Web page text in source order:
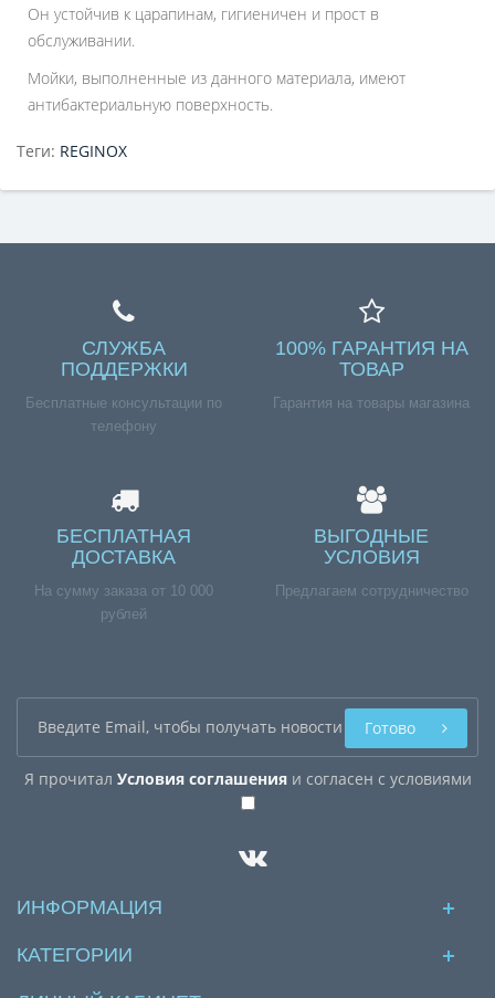
Он устойчив к царапинам, гигиеничен и прост в
обслуживании.
Мойки, выполненные из данного материала, имеют
антибактериальную поверхность.
Теги: REGINOX
СЛУЖБА
ПОДДЕРЖКИ
Бесплатные консультации по
телефону
100% ГАРАНТИЯ НА
ТОВАР
Гарантия на товары магазина
БЕСПЛАТНАЯ
ДОСТАВКА
На сумму заказа от 10 000
рублей
ВЫГОДНЫЕ
УСЛОВИЯ
Предлагаем сотрудничество
Я прочитал Условия соглашенияи согласен с условиями
Готово
ИНФОРМАЦИЯ
КАТЕГОРИИ